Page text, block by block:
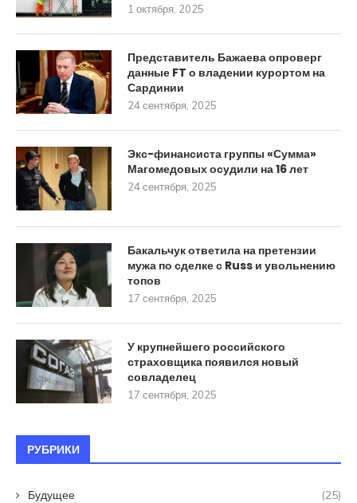
1 октября, 2025
Представитель Бажаева опроверг
данные FT о владении курортом на
Сардинии
24 сентября, 2025
Экс-финансиста группы «Сумма»
Магомедовых осудили на 16 лет
24 сентября, 2025
Бакальчук ответила на претензии
мужа по сделке с Russ и увольнению
топов
17 сентября, 2025
У крупнейшего российского
страховщика появился новый
совладелец
17 сентября, 2025
РУБРИКИ
Будущее (25)